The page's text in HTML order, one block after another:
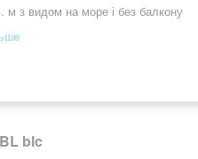
м з видом на море і без балкону
blc